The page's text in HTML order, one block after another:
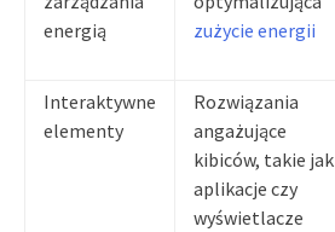
energią
zużycie energii
Interaktywne
elementy
Rozwiązania
angażujące
kibiców, takie jak
aplikacje czy
wyświetlacze